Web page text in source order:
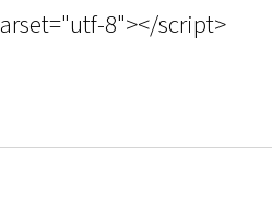
8"></script>